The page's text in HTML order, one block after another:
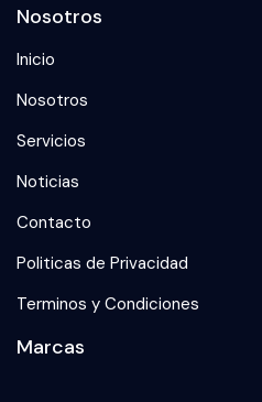
Nosotros
Inicio
Nosotros
Servicios
Noticias
Contacto
Politicas de Privacidad
Terminos y Condiciones
Marcas